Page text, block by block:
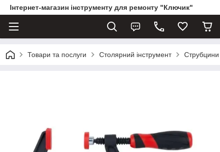
Інтернет-магазин інструменту для ремонту "Ключик"
Товари та послуги Столярний інструмент Струбцини